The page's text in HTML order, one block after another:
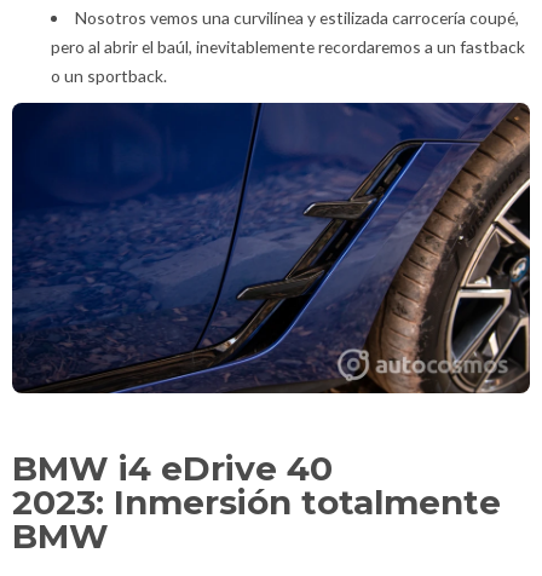
Nosotros vemos una curvilínea y estilizada carrocería coupé,
pero al abrir el baúl, inevitablemente recordaremos a un fastback
o un sportback.
BMW i4 eDrive 40
2023: Inmersión totalmente
BMW